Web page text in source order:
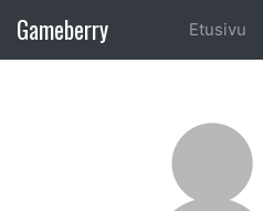
Gameberry Etusivu